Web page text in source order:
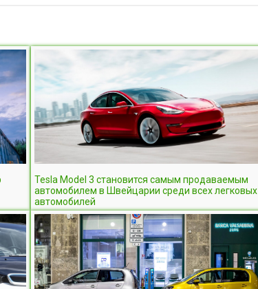
Tesla Model 3 становится самым продаваемым
автомобилем в Швейцарии среди всех легковых
автомобилей